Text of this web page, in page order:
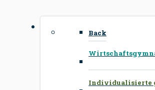
Back
Individualisierte